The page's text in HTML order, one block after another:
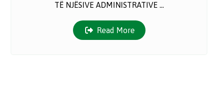
TË NJËSIVE ADMINISTRATIVE ...
Read More